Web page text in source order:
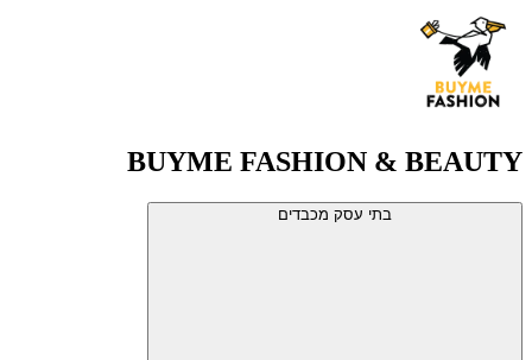
BUYME FASHION & BEAUTY
בתי עסק מכבדים